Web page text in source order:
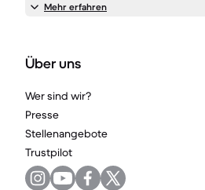
Mehr erfahren
Über uns
Wer sind wir?
Presse
Stellenangebote
Trustpilot